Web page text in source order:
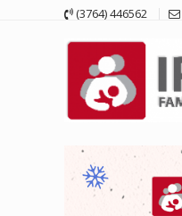
(3764) 446562